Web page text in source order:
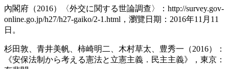
內閣府（2016）〈外交に関する世論調查〉：http://survey.gov-
online.go.jp/h27/h27-gaiko/2-1.html，瀏覽日期：2016年11月11
日。
杉田敦、青井美帆、柿崎明二、木村草太、豊秀一（2016）：
《安保法制から考える憲法と立憲主義．民主主義》，東京：